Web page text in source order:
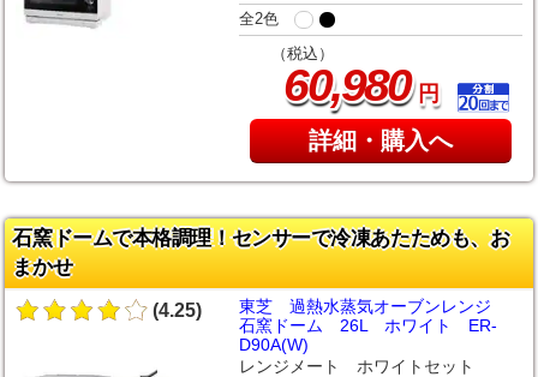
全2色
（税込）
60,980円
詳細・購入へ
石窯ドームで本格調理！センサーで冷凍あたためも、お
まかせ
(4.25)
東芝 過熱水蒸気オーブンレンジ
石窯ドーム 26L ホワイト ER-
D90A(W)
レンジメート ホワイトセット